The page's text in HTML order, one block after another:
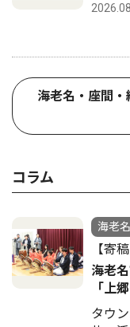
海老名・座間
コラム
海老
【寄
海老
「上
タウ